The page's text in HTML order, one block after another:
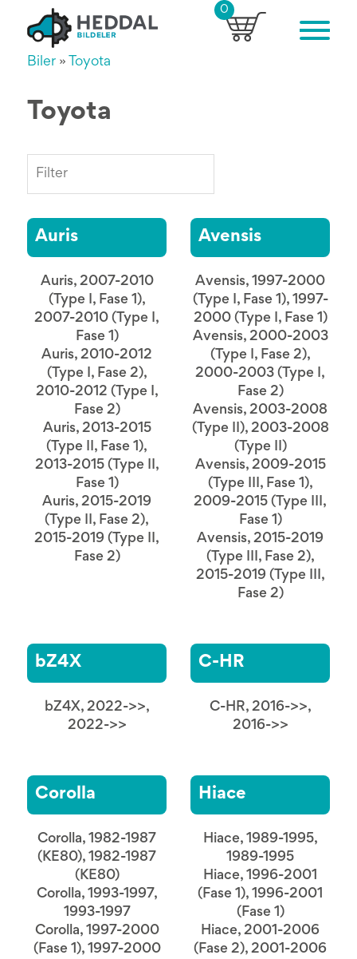
0
Biler » Toyota
Toyota
Auris
Auris, 2007-2010
(Type I, Fase 1),
2007-2010 (Type I,
Fase 1)
Auris, 2010-2012
(Type I, Fase 2),
2010-2012 (Type I,
Fase 2)
Auris, 2013-2015
(Type II, Fase 1),
2013-2015 (Type II,
Fase 1)
Auris, 2015-2019
(Type II, Fase 2),
2015-2019 (Type II,
Fase 2)
Avensis
Avensis, 1997-2000
(Type I, Fase 1), 1997-
2000 (Type I, Fase 1)
Avensis, 2000-2003
(Type I, Fase 2),
2000-2003 (Type I,
Fase 2)
Avensis, 2003-2008
(Type II), 2003-2008
(Type II)
Avensis, 2009-2015
(Type III, Fase 1),
2009-2015 (Type III,
Fase 1)
Avensis, 2015-2019
(Type III, Fase 2),
2015-2019 (Type III,
Fase 2)
bZ4X
bZ4X, 2022->>,
2022->>
C-HR
C-HR, 2016->>,
2016->>
Corolla
Corolla, 1982-1987
(KE80), 1982-1987
(KE80)
Corolla, 1993-1997,
1993-1997
Corolla, 1997-2000
(Fase 1), 1997-2000
Hiace
Hiace, 1989-1995,
1989-1995
Hiace, 1996-2001
(Fase 1), 1996-2001
(Fase 1)
Hiace, 2001-2006
(Fase 2), 2001-2006